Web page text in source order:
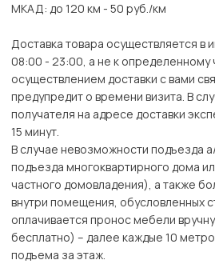
МКАД: до 120 км - 50 руб./км
Доставка товара осуществляется в
08:00 - 23:00, а не к определенному
осуществлением доставки с вами
предупредит о времени визита. В
получателя на адресе доставки
15 минут.
В случае невозможности подъезда
подъезда многоквартирного дома
частного домовладения), а также
внутри помещения, обусловленных
оплачивается пронос мебели
бесплатно) – далее каждые 10
подъема за этаж.